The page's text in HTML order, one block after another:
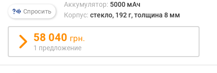
кадре
более
о
р
о
г
и
х
к
Спросить
Аккумулятор: 5000 мАч
Корпус: стекло, 192 г, толщина 8 мм
58 040 грн.
1 предложение